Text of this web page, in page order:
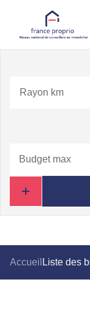
Rayon km
Accueil Liste des